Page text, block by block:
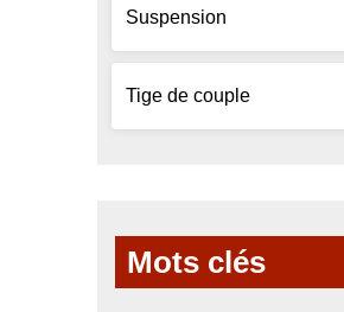
Suspension
Tige de couple
Mots clés